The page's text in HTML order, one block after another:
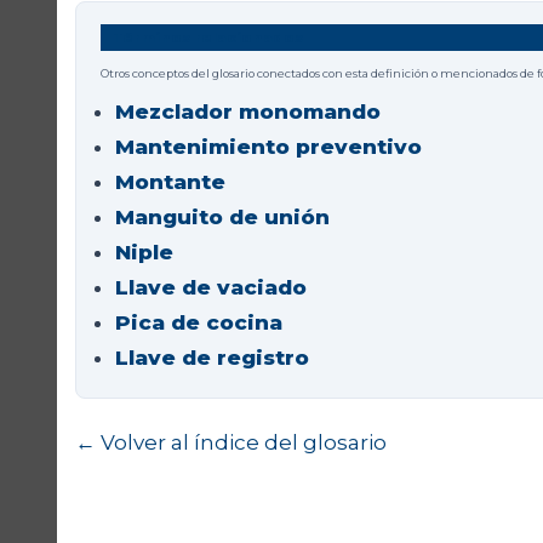
Otros conceptos del glosario conectados con esta definición o mencionados de
Mezclador monomando
Mantenimiento preventivo
Montante
Manguito de unión
Niple
Llave de vaciado
Pica de cocina
Llave de registro
← Volver al índice del glosario